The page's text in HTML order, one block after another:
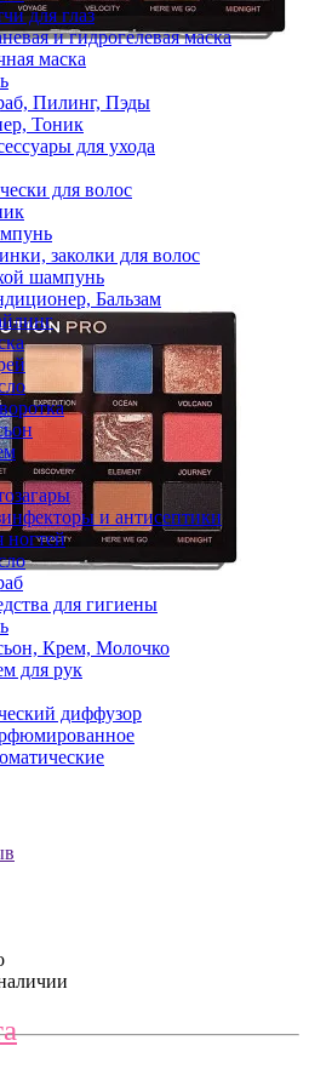
для глаз
и гидрогелевая маска
маска
Пилинг, Пэды
Тоник
для ухода
для волос
заколки для волос
шампунь
Бальзам
и антисептики
ногтей
для гигиены
Крем, Молочко
для рук
диффузор